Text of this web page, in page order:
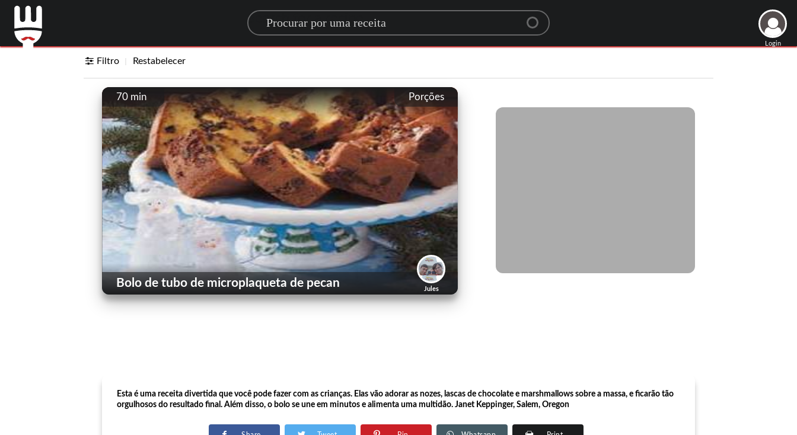
Search for a recipe
Login
Filtro Restabelecer
Porções
70 min
Jules
Bolo de tubo de microplaqueta de pecan
Esta é uma receita divertida que você pode fazer com as crianças. Elas vão adorar as nozes, lascas de chocolate e marshmallows sobre a massa, e ficarão tão
orgulhosos do resultado final. Além disso, o bolo se une em minutos e alimenta uma multidão. Janet Keppinger, Salem, Oregon